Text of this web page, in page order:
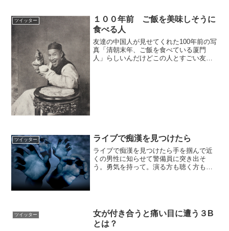
炊き方」をイラストにまとめました。
pic.twitte...
ツイッター
１００年前 ご飯を美味しそうに
食べる人
友達の中国人が見せてくれた100年前の写
真「清朝末年、ご飯を食べている厦門
人」らしいんだけどこの人とすごい友達
ツイッター ライブで痴漢を見つけたら
ライブで痴漢を見つけたら手を掴んで近
くの男性に知らせて警備員に突き出そ
う。勇気を持って。演る方も聴く方もそ
ツイッター
女が付き合うと痛い目に遭う３B
とは？